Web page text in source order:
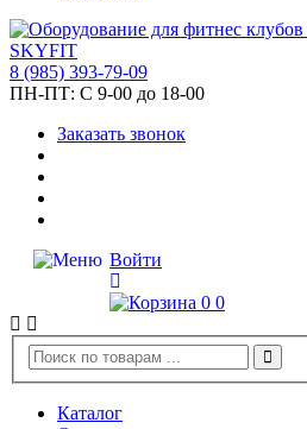
8 (985) 393-79-09
ПН-ПТ: С 9-00 до 18-00
Заказать звонок
Войти
0 0
Каталог